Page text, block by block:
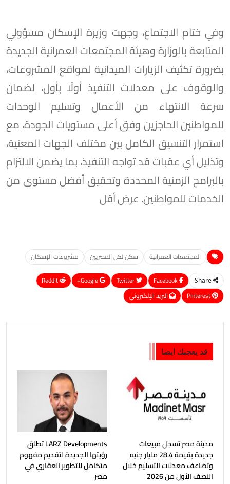
وفي ختام الاجتماع، وجهت وزيرة الإسكان مسؤولي
المتابعة بالوزارة وهيئة المجتمعات العمرانية الجديدة
بضرورة تكثيف الزيارات الميدانية لمواقع المشروعات،
والوقوف على معدلات التنفيذ أولًا بأول، لضمان
سرعة الانتهاء من الأعمال وتسليم الوحدات
للمواطنين الحاجزين وفق أعلى مستويات الجودة، مع
استمرار التنسيق الكامل بين مختلف الجهات المعنية،
وتذليل أي عقبات قد تواجه التنفيذ، بما يضمن الالتزام
بالبرامج الزمنية المحددة وتحقيق أفضل مستوى من
الخدمات للمواطنين. عرض أقل
المجتمعات العمرانية سكن لكل المصريين مشروعات الإسكان
Share
Google+
ReddIt
Pinterest
البريد الإلكتروني
قد يعجبك ايضا
مدينة مصر تسجل مبيعات
جديدة بقيمة 28.4 مليار جنيه
وتضاعف معدلات التسليم خلال
النصف الأول من 2026
LARZ Developments تطلق
رؤيتها الجديدة لتقديم مفهوم
متكامل للتطوير العقاري في
مصر